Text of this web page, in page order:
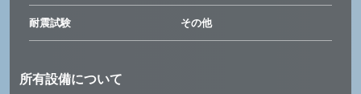
耐震試験 その他
所有設備について